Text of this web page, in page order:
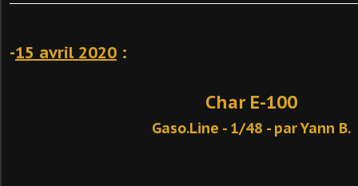
-15 avril 2020 :
Char E-100
Gaso.Line - 1/48 - par Yann B.